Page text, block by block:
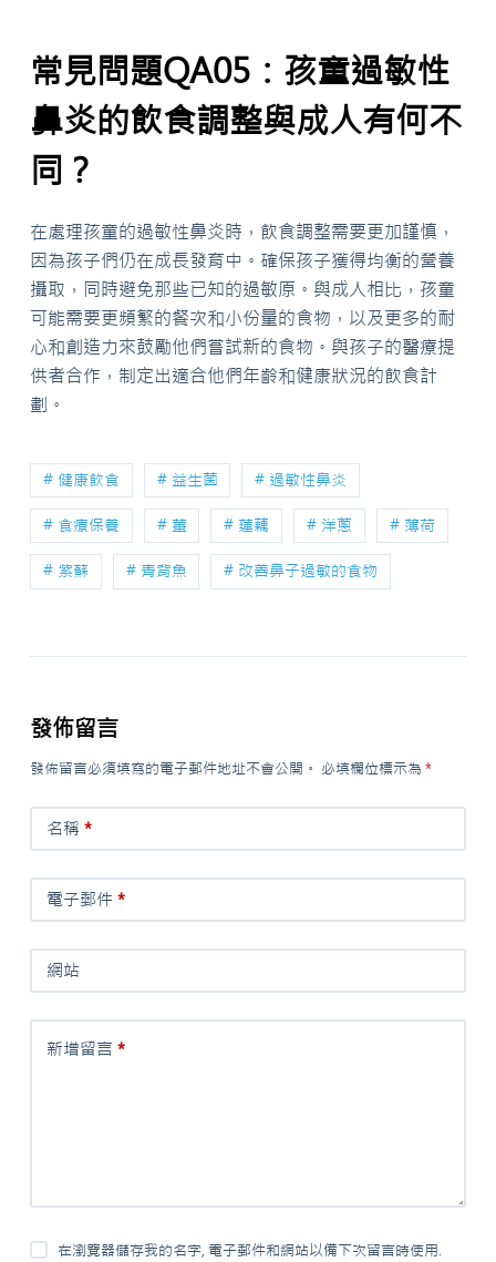
常見問題QA05：孩童過敏性
鼻炎的飲食調整與成人有何不
同？
在處理孩童的過敏性鼻炎時，飲食調整需要更加謹慎，
因為孩子們仍在成長發育中。確保孩子獲得均衡的營養
攝取，同時避免那些已知的過敏原。與成人相比，孩童
可能需要更頻繁的餐次和小份量的食物，以及更多的耐
心和創造力來鼓勵他們嘗試新的食物。與孩子的醫療提
供者合作，制定出適合他們年齡和健康狀況的飲食計
劃。
# 健康飲食 # 益生菌 # 過敏性鼻炎
# 食療保養 # 薑 # 蓮藕 # 洋蔥 # 薄荷
# 紫蘇 # 青背魚 # 改善鼻子過敏的食物
發佈留言
發佈留言必須填寫的電子郵件地址不會公開。 必填欄位標示為 *
名稱 *
電子郵件*
網站
新增留言 *
在瀏覽器儲存我的名字, 電子郵件和網站以備下次留言時使用.